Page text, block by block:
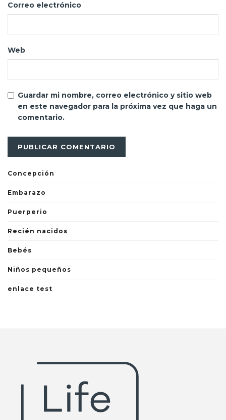
Correo electrónico
Web
Guardar mi nombre, correo electrónico y sitio web
en este navegador para la próxima vez que haga un
comentario.
Concepción
Embarazo
Puerperio
Recién nacidos
Bebés
Niños pequeños
enlace test